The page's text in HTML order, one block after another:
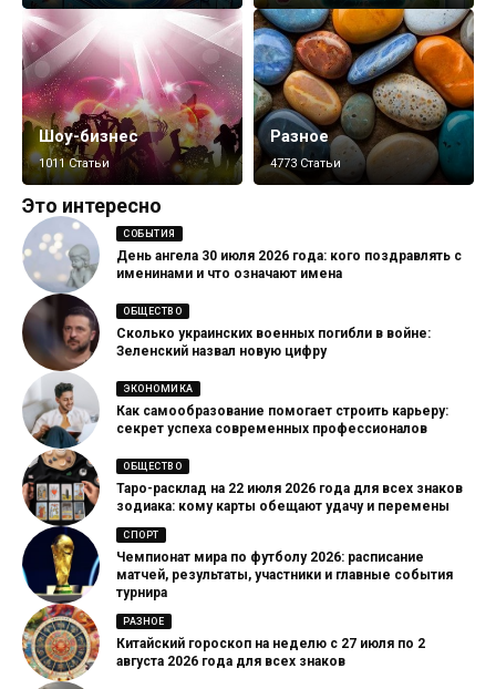
Шоу-бизнес
1011 Статьи
Разное
4773 Статьи
Это интересно
СОБЫТИЯ
День ангела 30 июля 2026 года: кого поздравлять с
именинами и что означают имена
ОБЩЕСТВО
Сколько украинских военных погибли в войне:
Зеленский назвал новую цифру
ЭКОНОМИКА
Как самообразование помогает строить карьеру:
секрет успеха современных профессионалов
ОБЩЕСТВО
Таро-расклад на 22 июля 2026 года для всех знаков
зодиака: кому карты обещают удачу и перемены
СПОРТ
Чемпионат мира по футболу 2026: расписание
матчей, результаты, участники и главные события
турнира
РАЗНОЕ
Китайский гороскоп на неделю с 27 июля по 2
августа 2026 года для всех знаков